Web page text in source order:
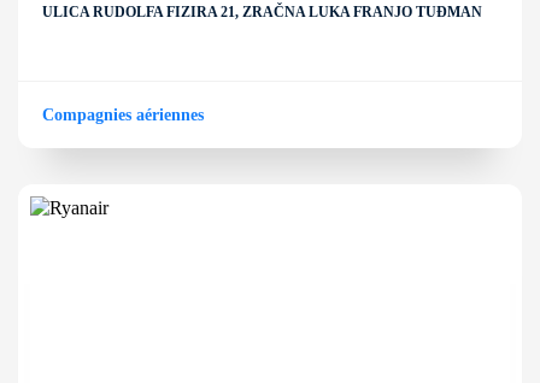
ULICA RUDOLFA FIZIRA 21, ZRAČNA LUKA FRANJO TUĐMAN
Compagnies aériennes